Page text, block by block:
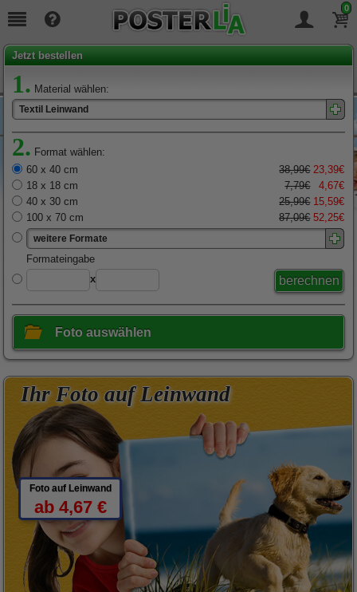
0
Seit19Jahren täglich für Sie da!
Jetzt bestellen
1. Material wählen:
Textil Leinwand
2. Format wählen:
60 x 40 cm
38,99€ 23,39€
18 x 18 cm
7,79€
4,67€
40 x 30 cm
25,99€ 15,59€
100 x 70 cm
87,09€ 52,25€
weitere Formate
x
Foto auswählen
Ihr Foto auf Leinwand
Foto auf Leinwand
ab 4,67 €